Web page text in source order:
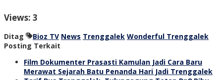
Views: 3
Ditag Bioz TV News Trenggalek Wonderful Trenggalek
Posting Terkait
Film Dokumenter Prasasti Kamulan Jadi Cara Baru
Merawat Sejarah Batu Penanda Hari Jadi Trenggalek